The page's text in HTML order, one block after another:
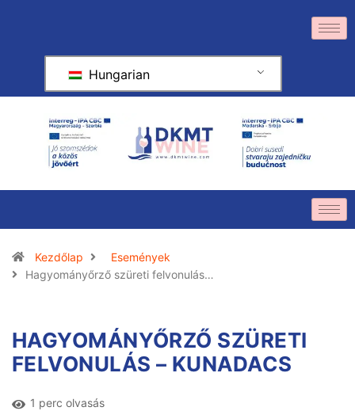
Hungarian
Kezdőlap
Események
Hagyományőrző szüreti felvonulás…
HAGYOMÁNYŐRZŐ SZÜRETI
FELVONULÁS – KUNADACS
1 perc olvasás